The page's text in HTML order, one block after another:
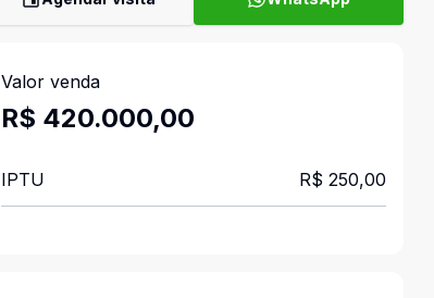
Valor venda
R$ 420.000,00
IPTU R$ 250,00